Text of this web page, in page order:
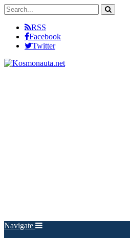
RSS
Facebook
Twitter
Navigate